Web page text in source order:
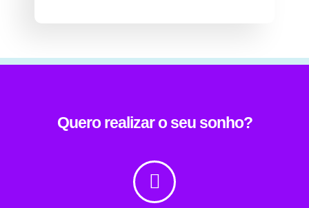
Quero realizar o seu sonho?